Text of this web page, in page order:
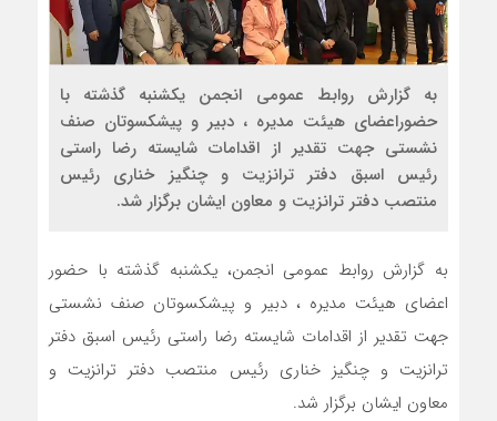
به گزارش روابط عمومی انجمن یکشنبه گذشته با
حضوراعضای هیئت مدیره ، دبیر و پیشکسوتان صنف
نشستی جهت تقدیر از اقدامات شایسته رضا راستی
رئیس اسبق دفتر ترانزیت و چنگیز خناری رئیس
منتصب دفتر ترانزیت و معاون ایشان برگزار شد.
به گزارش روابط عمومی انجمن، یکشنبه گذشته با حضور
اعضای هیئت مدیره ، دبیر و پیشکسوتان صنف نشستی
جهت تقدیر از اقدامات شایسته رضا راستی رئیس اسبق دفتر
ترانزیت و چنگیز خناری رئیس منتصب دفتر ترانزیت و
معاون ایشان برگزار شد.